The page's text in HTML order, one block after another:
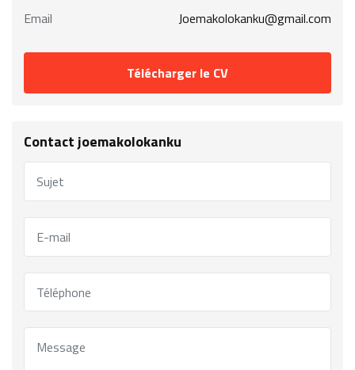
Email Joemakolokanku@gmail.com
Télécharger le CV
Contact joemakolokanku